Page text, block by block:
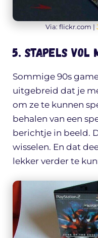
Via: flickr.com |
5. Stapels vol
Sommige 90s
uitgebreid dat je
om ze te kunnen
behalen van een
berichtje in beeld.
wisselen. En dat
lekker verder te